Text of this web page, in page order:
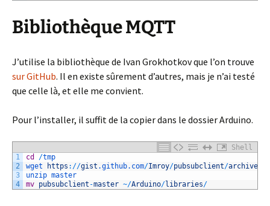
Bibliothèque MQTT
J’utilise la bibliothèque de Ivan Grokhotkov que l’on trouve
sur GitHub. Il en existe sûrement d’autres, mais je n’ai testé
que celle là, et elle me convient.
Pour l’installer, il suffit de la copier dans le dossier Arduino.
Shell
1
2
3
4
cd /tmp
wget
https : //gist .github.com/Imroy/pubsubclient/archive
unzip master
mv pubsubclient -master ~/Arduino/libraries/